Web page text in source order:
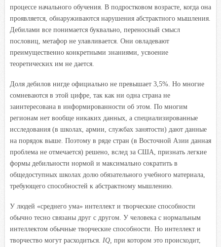
процессе начального обучения. В подростковом возрасте, когда она
проявляется, обнаруживаются нарушения абстрактного мышления.
Дебилами все понимается буквально, переносный смысл
пословиц, метафор не улавливается. Они овладевают
преимущественно конкретными знаниями, усвоение
теоретических им не дается.
Доля дебилов нигде официально не превышает 3,5%. Но многие
сомневаются в этой цифре, так как ни одна страна не
заинтересована в информированности об этом. По многим
регионам нет вообще никаких данных, а специализированные
исследования (в школах, армии, службах занятости) дают данные
на порядок выше. Поэтому в ряде стран (в Восточной Азии данная
проблема не отмечается) решено, вслед за США, признать легкие
формы дебильности нормой и максимально сократить в
общедоступных школах долю обязательного учебного материала,
требующего способностей к абстрактному мышлению.
У людей «среднего ума» интеллект и творческие способности
обычно тесно связаны друг с другом. У человека с нормальным
интеллектом обычные творческие способности. Но интеллект и
творчество могут расходиться. IQ, при котором это происходит,